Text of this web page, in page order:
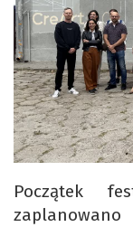
Początek